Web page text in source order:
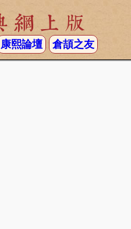
網上版
康熙論壇 倉頡之友